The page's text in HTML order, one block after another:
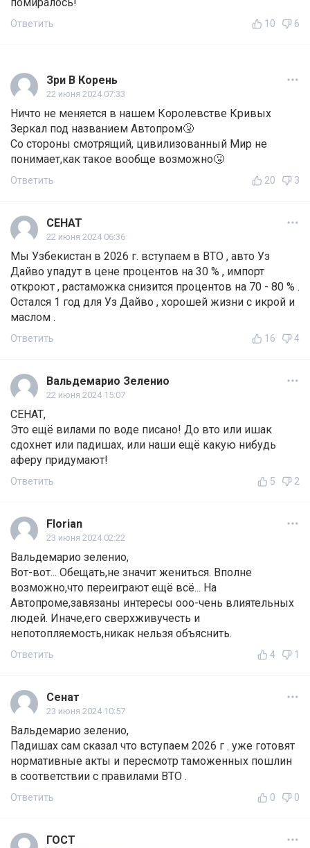
помиралось!
Ответить 10 6
Зри В Корень
22 июня 2024 07:33
Ничто не меняется в нашем Королевстве Кривых
Зеркал под названием Автопром🤧
Со стороны смотрящий, цивилизованный Мир не
понимает,как такое вообще возможно🤧
Ответить 20 3
СЕНАТ
22 июня 2024 06:36
Мы Узбекистан в 2026 г. вступаем в ВТО , авто Уз
Дайво упадут в цене процентов на 30 % , импорт
откроют , растаможка снизится процентов на 70 - 80 % .
Остался 1 год для Уз Дайво , хорошей жизни с икрой и
маслом .
Ответить 16 4
Вальдемарио Зеленио
22 июня 2024 15:07
СЕНАТ,
Это ещё вилами по воде писано! До вто или ишак
сдохнет или падишах, или наши ещё какую нибудь
аферу придумают!
Ответить 5 2
Florian
23 июня 2024 02:22
Вальдемарио зеленио,
Вот-вот... Обещать,не значит жениться. Вполне
возможно,что переиграют ещё всё... На
Автопроме,завязаны интересы ооо-чень влиятельных
людей. Иначе,его сверхживучесть и
непотопляемость,никак нельзя объяснить.
Ответить 4 1
Сенат
23 июня 2024 10:57
Вальдемарио зеленио,
Падишах сам сказал что вступаем 2026 г . уже готовят
нормативные акты и пересмотр таможенных пошлин
в соответствии с правилами ВТО .
Ответить 0 0
ГОСТ